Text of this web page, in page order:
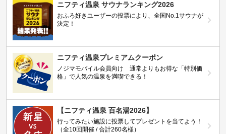
ニフティ温泉 サウナランキング2026
おふろ好きユーザーの投票により、全国No.1サウナが
決定！
ニフティ温泉プレミアムクーポン
ノジマモバイル会員向け 通常よりもお得な「特別価
格」で人気の温泉を満喫できる！
【ニフティ温泉 百名湯2026】
行ってみたい施設に投票してプレゼントを当てよう！
（全10回開催 / 合計260名様）